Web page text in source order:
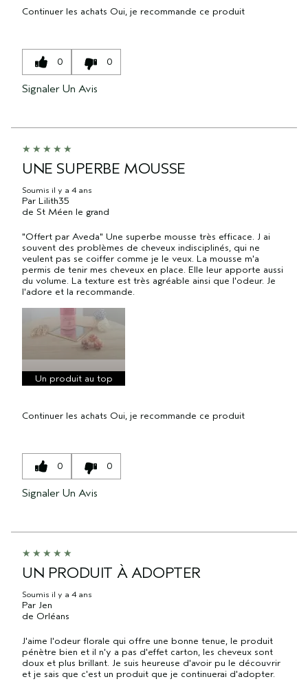
Continuer les achats Oui, je recommande ce produit
0 0
Signaler Un Avis
UNE SUPERBE MOUSSE
Soumis il y a 4 ans
Par Lilith35
de St Méen le grand
"Offert par Aveda" Une superbe mousse très efficace. J ai
souvent des problèmes de cheveux indisciplinés, qui ne
veulent pas se coiffer comme je le veux. La mousse m'a
permis de tenir mes cheveux en place. Elle leur apporte aussi
du volume. La texture est très agréable ainsi que l'odeur. Je
l'adore et la recommande.
Un produit au top
Continuer les achats Oui, je recommande ce produit
0 0
Signaler Un Avis
UN PRODUIT À ADOPTER
Soumis il y a 4 ans
Par Jen
de Orléans
J'aime l'odeur florale qui offre une bonne tenue, le produit
pénètre bien et il n'y a pas d'effet carton, les cheveux sont
doux et plus brillant. Je suis heureuse d'avoir pu le découvrir
et je sais que c'est un produit que je continuerai d'adopter.